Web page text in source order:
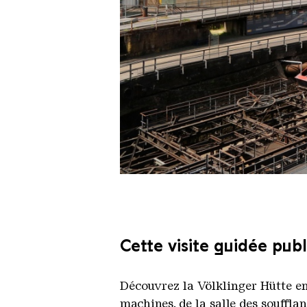
Le monte-charge incliné de la
Copyright: Weltkulturerbe
Cette visite guidée
Découvrez la Völklinger Hütte
machines, de la salle des